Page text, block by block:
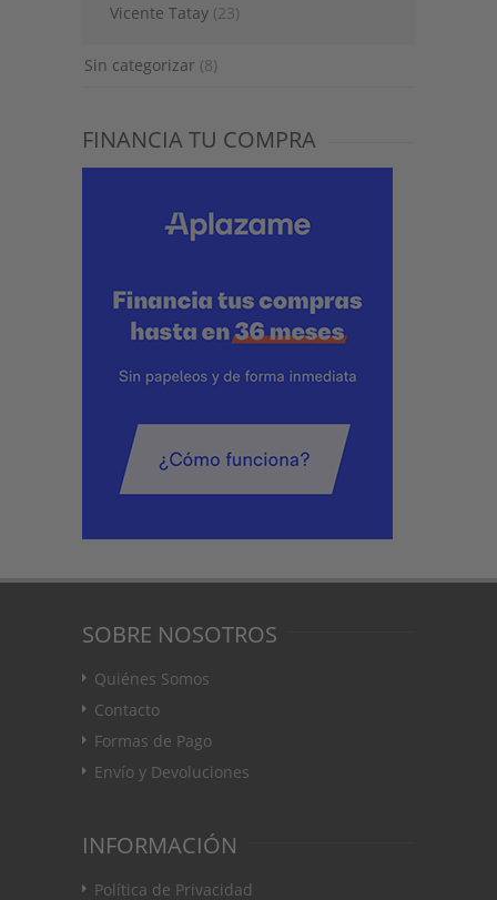
Vicente Tatay (23)
Sin categorizar (8)
FINANCIA TU COMPRA
SOBRE NOSOTROS
Quiénes Somos
Contacto
Formas de Pago
Envío y Devoluciones
INFORMACIÓN
Política de Privacidad